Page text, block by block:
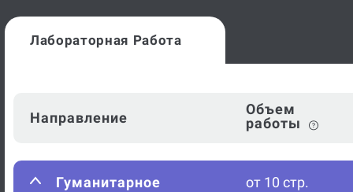
Лабораторная Работа
Направление
Объем
работы
Гуманитарное от 10 стр.